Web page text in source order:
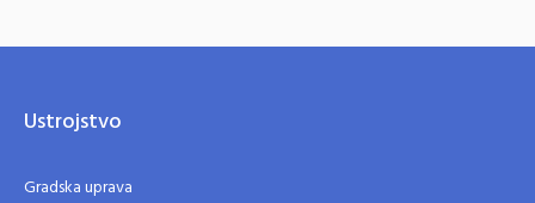
Ustrojstvo
Gradska uprava